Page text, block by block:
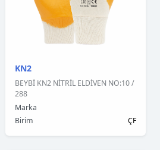
KN2
BEYBİ KN2 NİTRİL ELDİVEN NO:10 /
288
Marka
Birim
ÇF